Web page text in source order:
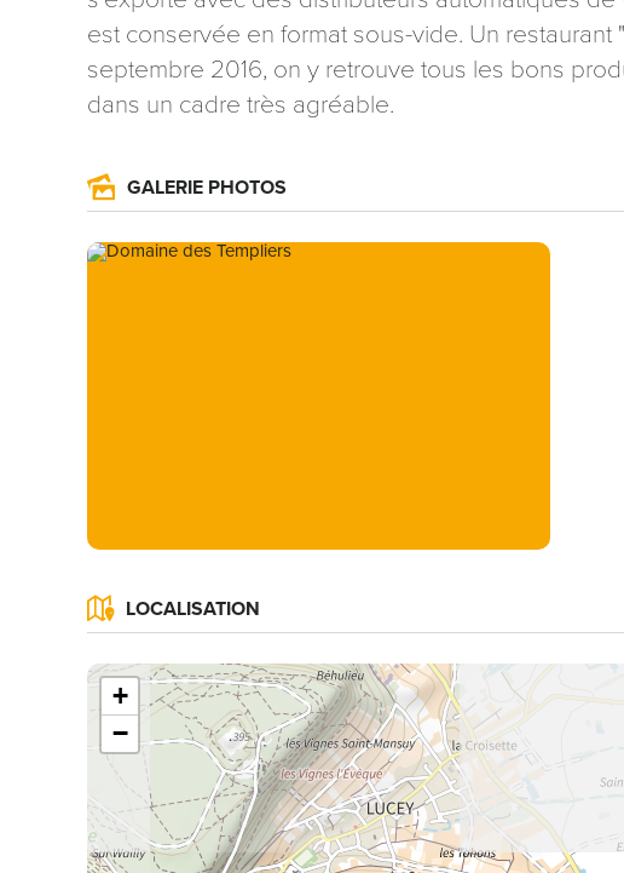
est conservée en format sous-vide. Un
septembre 2016, on y retrouve tous les bons
dans un cadre très agréable.
GALERIE PHOTOS
LOCALISATION
+
−
Tourisme - 48 esplanade
reCAPTCHA